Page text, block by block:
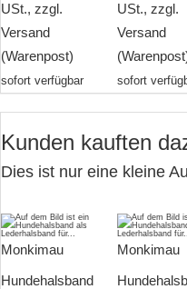
USt., zzgl.
Versand
(Warenpost)
sofort verfügbar
USt., zzgl.
Versand
sofort
Kunden kauften
Dies ist nur eine kleine
Monkimau
Hundehalsband
Monkimau